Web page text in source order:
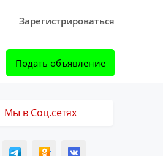
Зарегистрироваться
Подать объявление
Мы в Соц.сетях